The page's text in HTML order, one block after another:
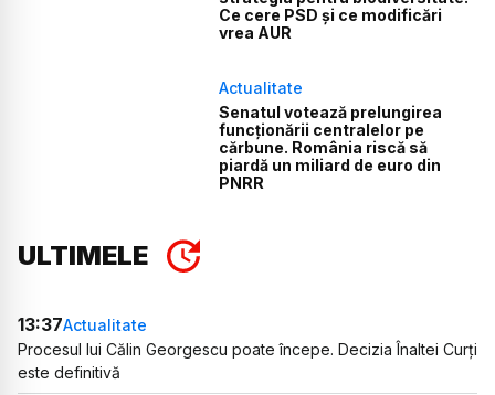
Ce cere PSD și ce modificări
vrea AUR
Actualitate
Senatul votează prelungirea
funcționării centralelor pe
cărbune. România riscă să
piardă un miliard de euro din
PNRR
ULTIMELE
13:37Actualitate
Procesul lui Călin Georgescu poate începe. Decizia Înaltei Curți
este definitivă